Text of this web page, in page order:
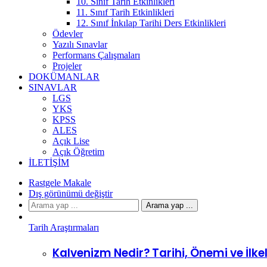
11. Sınıf Tarih Etkinlikleri
12. Sınıf İnkılap Tarihi Ders Etkinlikleri
Ödevler
Yazılı Sınavlar
Performans Çalışmaları
Projeler
DOKÜMANLAR
SINAVLAR
LGS
YKS
KPSS
ALES
Açık Lise
Açık Öğretim
İLETIŞIM
Rastgele Makale
Dış görünümü değiştir
Arama yap ...
Tarih Araştırmaları
Kalvenizm Nedir? Tarihi, Önemi ve